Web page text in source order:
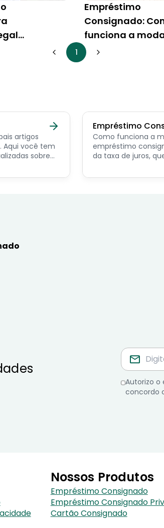
Empréstimo
Consignado:
funciona a
de crédito que
1
artigos
sobre
Empréstimo
Como funciona a
empréstimo
da taxa de juros,
simular online.
Autorizo
concordo
Nossos Produtos
Empréstimo Consignado
Empréstimo Consignado
Cartão Consignado